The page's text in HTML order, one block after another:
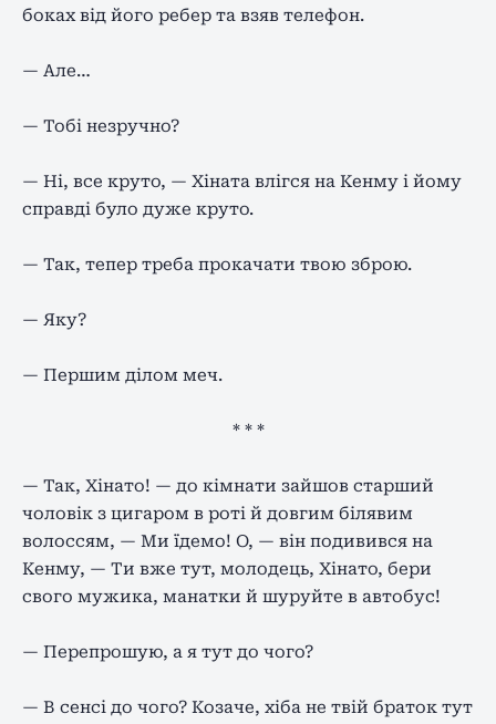
боках від його ребер та взяв телефон.
— Але…
— Тобі незручно?
— Ні, все круто, — Хіната влігся на Кенму і йому
справді було дуже круто.
— Так, тепер треба прокачати твою зброю.
— Яку?
— Першим ділом меч.
* * *
— Так, Хінато! — до кімнати зайшов старший
чоловік з цигаром в роті й довгим білявим
волоссям, — Ми їдемо! О, — він подивився на
Кенму, — Ти вже тут, молодець, Хінато, бери
свого мужика, манатки й шуруйте в автобус!
— Перепрошую, а я тут до чого?
— В сенсі до чого? Козаче, хіба не твій браток тут